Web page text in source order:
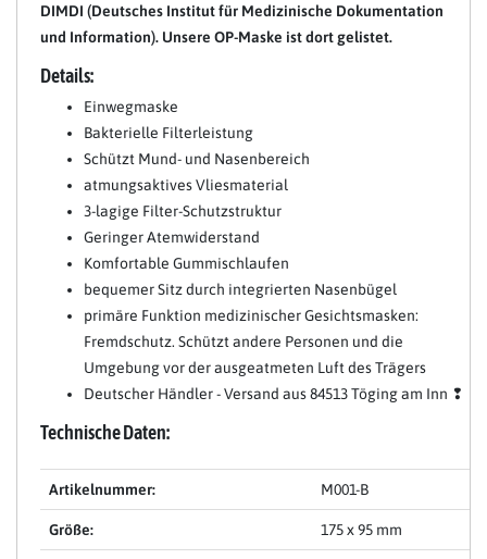
DIMDI (Deutsches Institut für Medizinische Dokumentation
und Information). Unsere OP-Maske ist dort gelistet.
Details:
Einwegmaske
Bakterielle Filterleistung
Schützt Mund- und Nasenbereich
atmungsaktives Vliesmaterial
3-lagige Filter-Schutzstruktur
Geringer Atemwiderstand
Komfortable Gummischlaufen
bequemer Sitz durch integrierten Nasenbügel
primäre Funktion medizinischer Gesichtsmasken:
Fremdschutz. Schützt andere Personen und die
Umgebung vor der ausgeatmeten Luft des Trägers
Deutscher Händler - Versand aus 84513 Töging am Inn ❢
Technische Daten:
Artikelnummer: M001-B
Größe: 175 x 95 mm